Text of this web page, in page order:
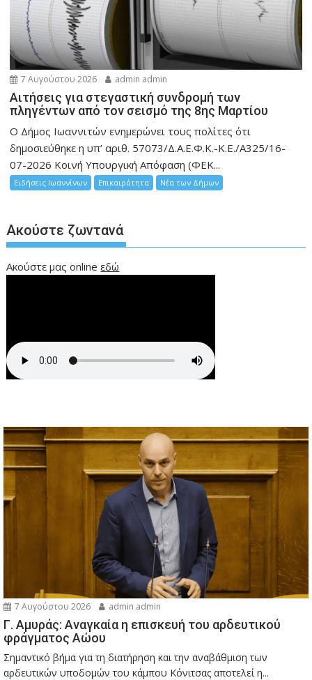
7 Αυγούστου 2026 admin admin
Αιτήσεις για στεγαστική συνδρομή των
πληγέντων από τον σεισμό της 8ης Μαρτίου
Ο Δήμος Ιωαννιτών ενημερώνει τους πολίτες ότι
δημοσιεύθηκε η υπ’ αριθ. 57073/Δ.Α.Ε.Φ.Κ.-Κ.Ε./Α325/16-
07-2026 Κοινή Υπουργική Απόφαση (ΦΕΚ...
Ειδήσεις Ιωαννίνων Επικαιρότητα Νέα των Δήμων
Ακούστε ζωντανά
Ακούστε μας onlineεδώ
7 Αυγούστου 2026 admin admin
Γ. Αμυράς: Αναγκαία η επισκευή του αρδευτικού
φράγματος Αώου
Σημαντικό βήμα για τη διατήρηση και την αναβάθμιση των
αρδευτικών υποδομών του κάμπου Κόνιτσας αποτελεί η...